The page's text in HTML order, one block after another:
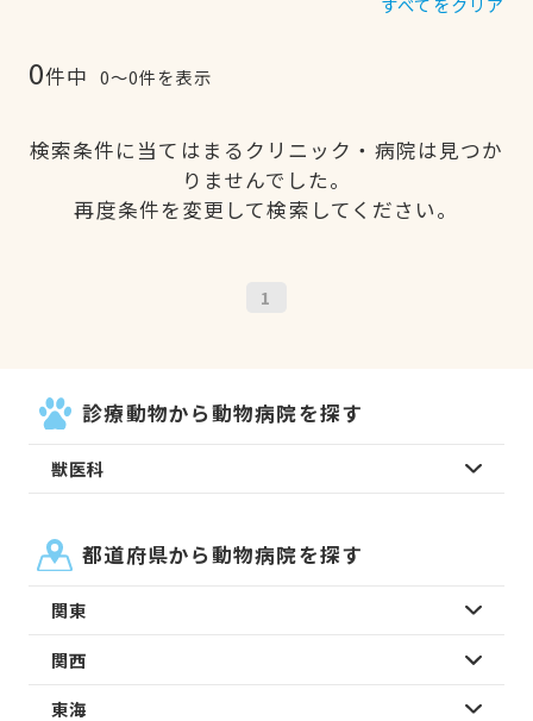
0件中 0〜0件を表示
検索条件に当てはまるクリニック・病院は見つか
りませんでした。
再度条件を変更して検索してください。
1
診療動物から動物病院を探す
獣医科
都道府県から動物病院を探す
関東
関西
東海